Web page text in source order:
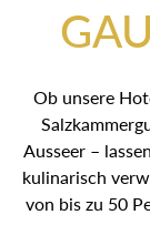
Ob unsere
Ausseer –
kulinarisch
von bis zu 50